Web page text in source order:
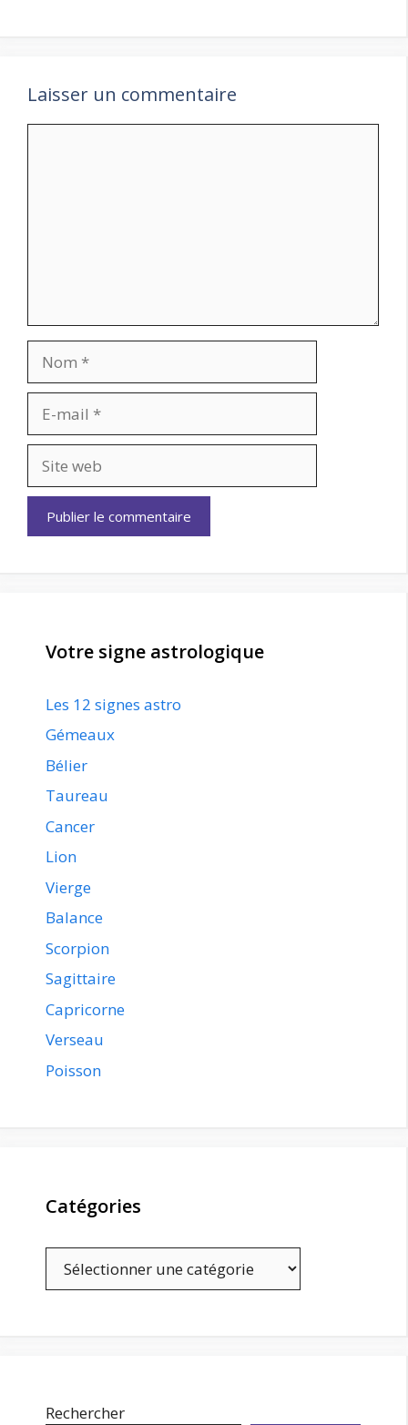
Laisser un commentaire
mail
web
Votre signe astrologique
Les 12 signes astro
Gémeaux
Bélier
Taureau
Cancer
Lion
Vierge
Balance
Scorpion
Sagittaire
Capricorne
Verseau
Poisson
Catégories
Rechercher